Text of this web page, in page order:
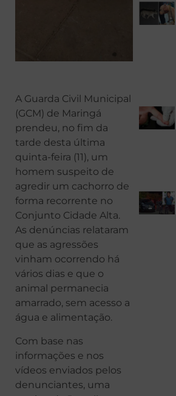
A Guarda Civil Municipal
(GCM) de Maringá
prendeu, no fim da
tarde desta última
quinta-feira (11), um
homem suspeito de
agredir um cachorro de
forma recorrente no
Conjunto Cidade Alta.
As denúncias relataram
que as agressões
vinham ocorrendo há
vários dias e que o
animal permanecia
amarrado, sem acesso a
água e alimentação.
Com base nas
informações e nos
vídeos enviados pelos
denunciantes, uma